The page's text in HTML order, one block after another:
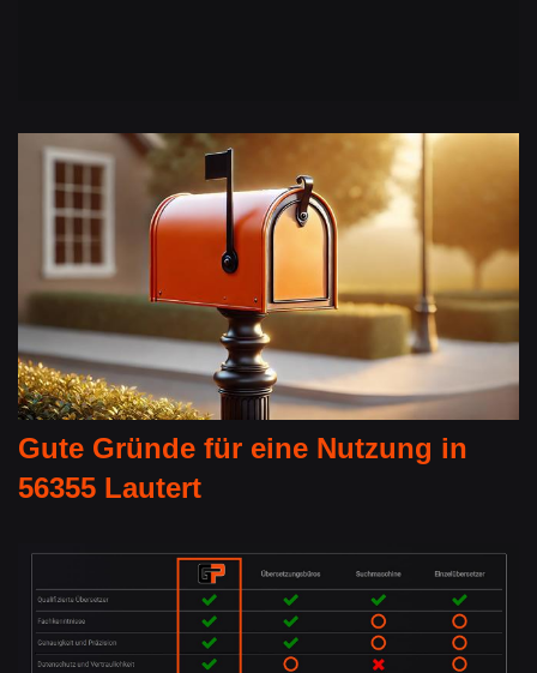
Gute Gründe für eine Nutzung in
56355 Lautert